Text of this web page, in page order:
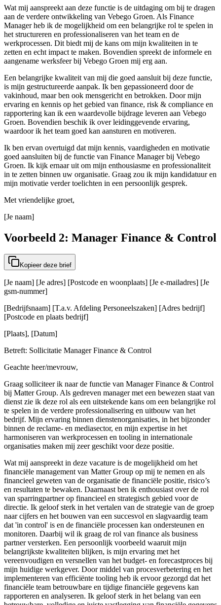
Wat mij aanspreekt aan deze functie is de uitdaging om bij te dragen
aan de verdere ontwikkeling van Vebego Groen. Als Finance
Manager heb ik de mogelijkheid om een belangrijke rol te spelen in
het structureren en professionaliseren van het team en de
werkprocessen. Dit biedt mij de kans om mijn kwaliteiten in te
zetten en echt impact te maken. Bovendien spreekt de informele en
aangename werksfeer bij Vebego Groen mij erg aan.
Een belangrijke kwaliteit van mij die goed aansluit bij deze functie,
is mijn gestructureerde aanpak. Ik ben gepassioneerd door de
vakinhoud, maar ben ook mensgericht en betrokken. Door mijn
ervaring en kennis op het gebied van finance, risk & compliance en
rapportering kan ik een waardevolle bijdrage leveren aan Vebego
Groen. Bovendien beschik ik over leidinggevende ervaring,
waardoor ik het team goed kan aansturen en motiveren.
Ik ben ervan overtuigd dat mijn kennis, vaardigheden en motivatie
goed aansluiten bij de functie van Finance Manager bij Vebego
Groen. Ik kijk ernaar uit om mijn enthousiasme en professionaliteit
in te zetten binnen uw organisatie. Graag zou ik mijn kandidatuur en
mijn motivatie verder toelichten in een persoonlijk gesprek.
Met vriendelijke groet,
[Je naam]
Voorbeeld 2: Manager Finance & Control
Kopieer deze brief
[Je naam] [Je adres] [Postcode en woonplaats] [Je e-mailadres] [Je
gsm-nummer]
[Bedrijfsnaam] [T.a.v. Afdeling Personeelszaken] [Adres bedrijf]
[Postcode en plaats bedrijf]
[Plaats], [Datum]
Betreft: Sollicitatie Manager Finance & Control
Geachte heer/mevrouw,
Graag solliciteer ik naar de functie van Manager Finance & Control
bij Matter Group. Als gedreven manager met een bewezen staat van
dienst zie ik deze rol als een uitstekende kans om een belangrijke rol
te spelen in de verdere professionalisering en uitbouw van het
bedrijf. Mijn ervaring binnen dienstenorganisaties, in het bijzonder
binnen de reclame- en mediasector, en mijn expertise in het
harmoniseren van werkprocessen en tooling in internationale
organisaties maken mij zeer geschikt voor deze positie.
Wat mij aanspreekt in deze vacature is de mogelijkheid om het
financiële management van Matter Group op mij te nemen en als
financieel geweten van de organisatie de financiële positie, risico’s
en resultaten te bewaken. Daarnaast ben ik enthousiast over de rol
van sparringpartner op financieel en strategisch gebied voor de
directie. Ik geloof sterk in het vertalen van de strategie van de groep
naar cijfers en het bouwen van een succesvol en slagvaardig team
dat 'in control' is en de financiële processen kan ondersteunen en
monitoren. Daarbij wil ik graag de rol van finance als business
partner versterken. Een persoonlijk voorbeeld waaruit mijn
belangrijkste kwaliteiten blijken, is mijn ervaring met het
vereenvoudigen en versnellen van het budget- en forecastproces bij
mijn huidige werkgever. Door middel van procesverbetering en het
implementeren van efficiënte tooling heb ik ervoor gezorgd dat het
financiële team betrouwbare en tijdige financiële gegevens kan
rapporteren en analyseren. Ik geloof sterk in het belang van een